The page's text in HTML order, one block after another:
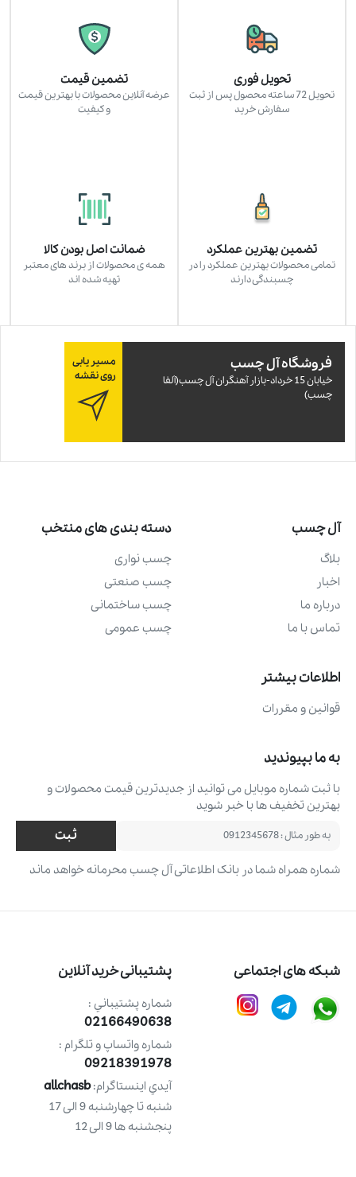
تحویل فوری
تحویل 72 ساعته محصول پس از ثبت
سفارش خرید
تضمین قیمت
عرضه آنلاین محصولات با بهترین قیمت
و کیفیت
تضمین بهترین عملکرد
تمامی محصولات بهترین عملکرد را در
چسبندگی دارند
ضمانت اصل بودن کالا
همه ی محصولات از برند های معتبر
تهیه شده اند
فروشگاه آل چسب
خيابان 15 خرداد-بازار آهنگران آل چسب(آلفا
چسب)
مسیر یابی
روی نقشه
آل چسب
بلاگ
اخبار
درباره ما
تماس با ما
دسته بندی های منتخب
چسب نواری
چسب صنعتی
چسب ساختمانی
چسب عمومی
اطلاعات بیشتر
قوانین و مقررات
به ما بپیوندید
با ثبت شماره موبایل می ‌توانید از جدیدترین قیمت محصولات و
بهترین تخفیف ‌ها با خبر شوید
ثبت
شماره همراه شما در بانک اطلاعاتی آل چسب محرمانه خواهد ماند
شبکه های اجتماعی پشتیبانی خرید آنلاین
شماره پشتيباني :
02166490638
شماره واتساپ و تلگرام :
09218391978
آيدي اينستاگرام:allchasb
شنبه تا چهارشنبه 9 الی 17
پنجشنبه ها 9 الی 12